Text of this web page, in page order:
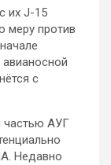
их J-15
меру против
с
частью АУГ
Недавно